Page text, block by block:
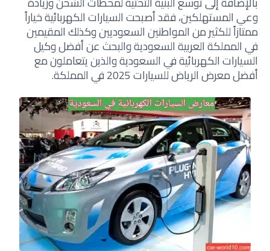
وعي المستهلكين، فقد أصبحت السيارات الكهربائية خياراً
ممتازاً للكثير من المواطنين السعوديين وكذلك المقيمين
في المملكة العربية السعودية والبحث عن أفضل وكيل
السيارات الكهربائية في السعودية والذين يتعاملون مع
أفضل معرض الرياض للسيارات 2025 في المملكة.